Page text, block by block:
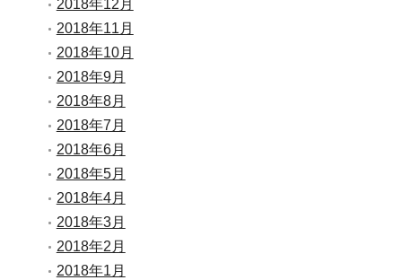
2018年12月
2018年11月
2018年10月
2018年9月
2018年8月
2018年7月
2018年6月
2018年5月
2018年4月
2018年3月
2018年2月
2018年1月